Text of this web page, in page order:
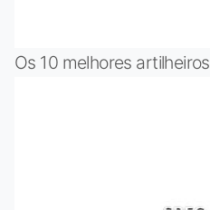
Os 10 melhores artilheiros